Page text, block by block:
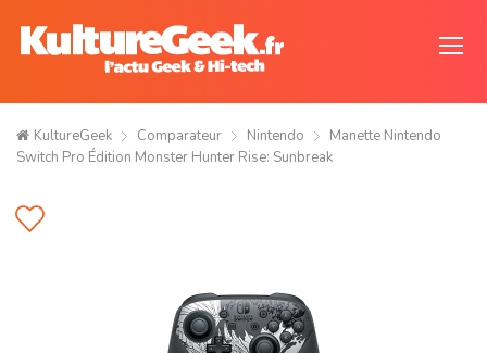
KultureGeek Comparateur Nintendo
Manette Nintendo
Switch Pro Édition Monster Hunter Rise: Sunbreak